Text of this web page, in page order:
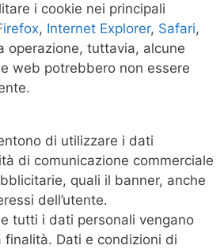
i cookie nei principali
, Internet Explorer, Safari,
operazione, tuttavia, alcune
web potrebbero non essere
di utilizzare i dati
di comunicazione commerciale
quali il banner, anche
dell’utente.
tutti i dati personali vengano
finalità. Dati e condizioni di